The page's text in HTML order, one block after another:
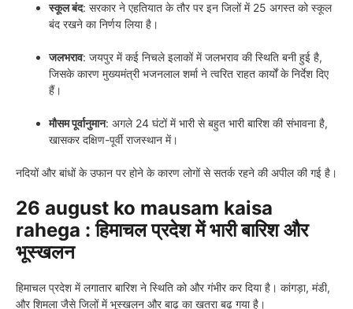
स्कूल बंद: सरकार ने एहतियात के तौर पर इन जिलों में 25 अगस्त को स्कूल
बंद रखने का निर्णय लिया है।
जलभराव: जयपुर में कई निचले इलाकों में जलभराव की स्थिति बनी हुई है,
जिसके कारण मुख्यमंत्री भजनलाल शर्मा ने त्वरित राहत कार्यों के निर्देश दिए
हैं।
मौसम पूर्वानुमान: अगले 24 घंटों में भारी से बहुत भारी बारिश की संभावना है,
खासकर दक्षिण-पूर्वी राजस्थान में।
नदियों और बांधों के उफान पर होने के कारण लोगों से सतर्क रहने की अपील की गई है।
26 august ko mausam kaisa
rahega : हिमाचल प्रदेश में भारी बारिश और
भूस्खलन
हिमाचल प्रदेश में लगातार बारिश ने स्थिति को और गंभीर कर दिया है। कांगड़ा, मंडी,
और शिमला जैसे जिलों में भूस्खलन और बाढ़ का खतरा बढ़ गया है।